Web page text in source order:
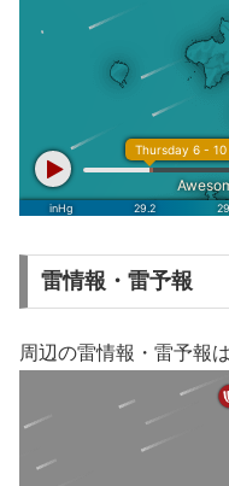
雷情報・雷予報
周辺の雷情報・雷予報